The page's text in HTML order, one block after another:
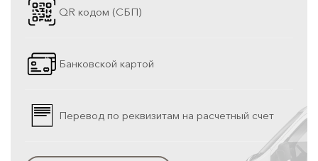
QR кодом (СБП)
Банковской картой
Перевод по реквизитам на расчетный счет